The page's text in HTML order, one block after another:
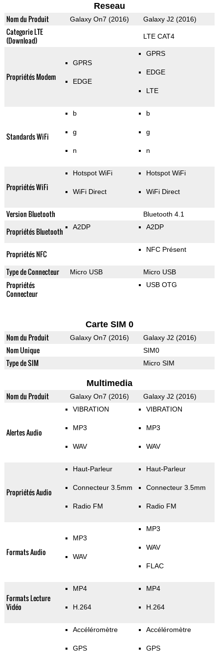
Reseau
Nom du Produit Galaxy On7 (2016) Galaxy J2 (2016)
Categorie LTE
(Download)
LTE CAT4
Propriétés Modem
GPRS
EDGE
GPRS
EDGE
LTE
Standards WiFi
b
g
n
b
g
n
Propriétés WiFi
Hotspot WiFi
WiFi Direct
Hotspot WiFi
WiFi Direct
Version Bluetooth Bluetooth 4.1
Propriétés Bluetooth A2DP A2DP
Propriétés NFC NFC Présent
Type de Connecteur Micro USB Micro USB
Propriétés
Connecteur
USB OTG
Carte SIM 0
Nom du Produit Galaxy On7 (2016) Galaxy J2 (2016)
Nom Unique SIM0
Type de SIM Micro SIM
Multimedia
Nom du Produit Galaxy On7 (2016) Galaxy J2 (2016)
Alertes Audio
VIBRATION
MP3
WAV
VIBRATION
MP3
WAV
Propriétés Audio
Haut-Parleur
Connecteur 3.5mm
Radio FM
Haut-Parleur
Connecteur 3.5mm
Radio FM
Formats Audio
MP3
WAV
MP3
WAV
FLAC
Formats Lecture
Vidéo
MP4
H.264
MP4
H.264
Accéléromètre
GPS
Accéléromètre
GPS